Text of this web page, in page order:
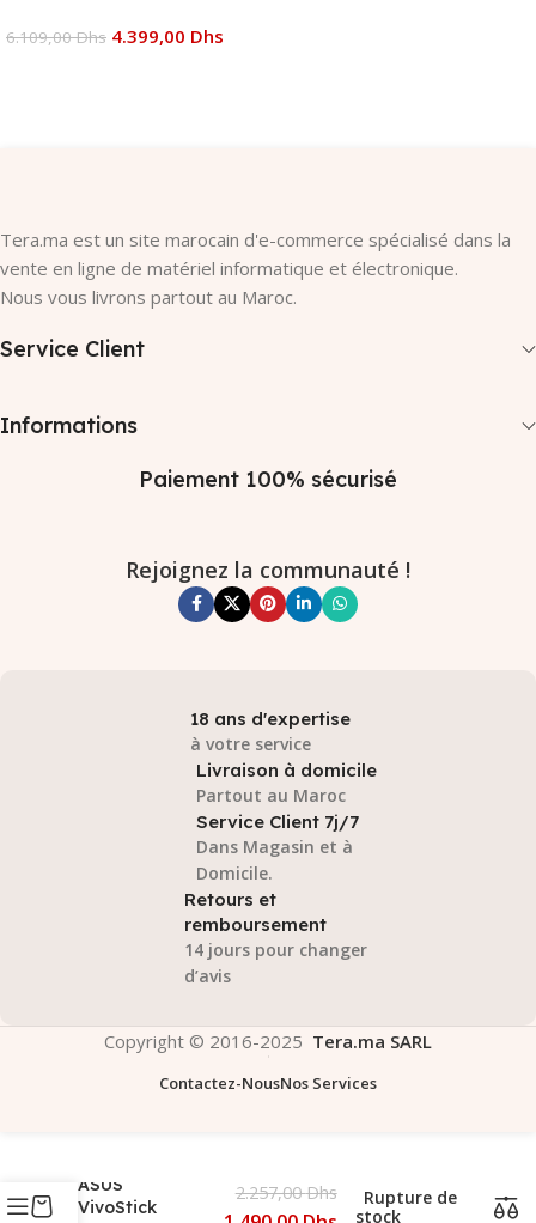
6.109,00Dhs 4.399,00 Dhs
Tera.ma est un site marocain d'e-commerce spécialisé dans la
vente en ligne de matériel informatique et électronique.
Nous vous livrons partout au Maroc.
Service Client
Informations
Paiement 100% sécurisé
Rejoignez la communauté !
18 ans d'expertise
à votre service
Livraison à domicile
Partout au Maroc
Service Client 7j/7
Dans Magasin et à
Domicile.
Retours et
remboursement
14 jours pour changer
d’avis
Copyright © 2016-2025 Tera.ma SARL
Contactez-NousNos Services
ASUS
VivoStick
2.257,00Dhs
Rupture de
stock